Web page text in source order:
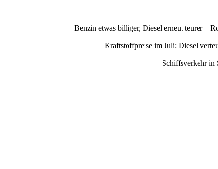
Benzin etwas billiger, Diesel erneut teurer –
Kraftstoffpreise im Juli: Diesel
Schiffsverkehr in